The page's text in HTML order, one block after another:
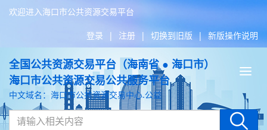
欢迎进入海口市公共资源交易平台
登录 | 注册 | 切换到旧版 | 新版操作说明
全国公共资源交易平台（海南省 ● 海口市）
海口市公共资源交易公共服务平台
中文域名：海口市公共资源交易中心.公益